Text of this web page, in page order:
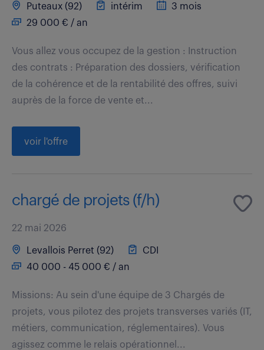
Puteaux (92) intérim
3 mois
29 000 € / an
Vous allez vous occupez de la gestion : Instruction
des contrats : Préparation des dossiers, vérification
de la cohérence et de la rentabilité des offres, suivi
auprès de la force de vente et...
voir l'offre
chargé de projets (f/h)
22 mai 2026
Levallois Perret (92)
CDI
40 000 - 45 000 € / an
Missions: Au sein d'une équipe de 3 Chargés de
projets, vous pilotez des projets transverses variés (IT,
métiers, communication, réglementaires). Vous
agissez comme le relais opérationnel...